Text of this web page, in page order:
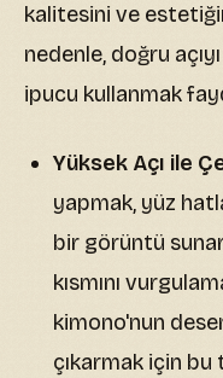
kalitesini ve
nedenle, doğru
ipucu kullanmak
Yüksek Açı ile
yapmak, yüz
bir görüntü
kısmını
kimono'nun
çıkarmak için